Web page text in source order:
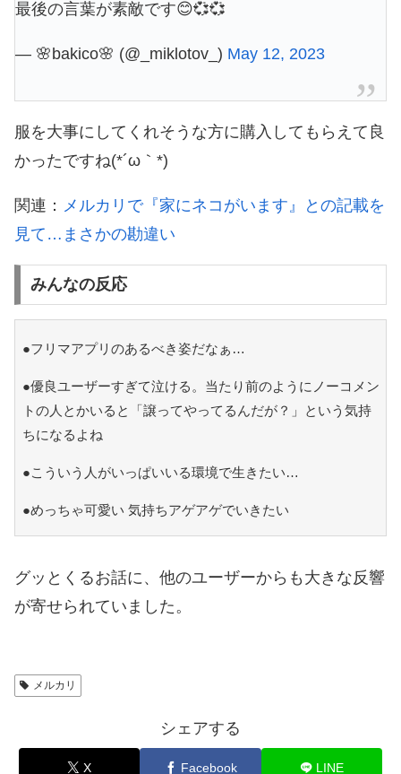
最後の言葉が素敵です😊💞💞
— 🌸bakico🌸 (@_miklotov_) May 12, 2023
服を大事にしてくれそうな方に購入してもらえて良
かったですね(*´ω｀*)
関連： メルカリで『家にネコがいます』との記載を
見て…まさかの勘違い
みんなの反応
●フリマアプリのあるべき姿だなぁ…
●優良ユーザーすぎて泣ける。当たり前のようにノーコメン
トの人とかいると「譲ってやってるんだが？」という気持
ちになるよね
●こういう人がいっぱいいる環境で生きたい…
●めっちゃ可愛い 気持ちアゲアゲでいきたい
グッとくるお話に、他のユーザーからも大きな反響
が寄せられていました。
メルカリ
シェアする
X Facebook LINE